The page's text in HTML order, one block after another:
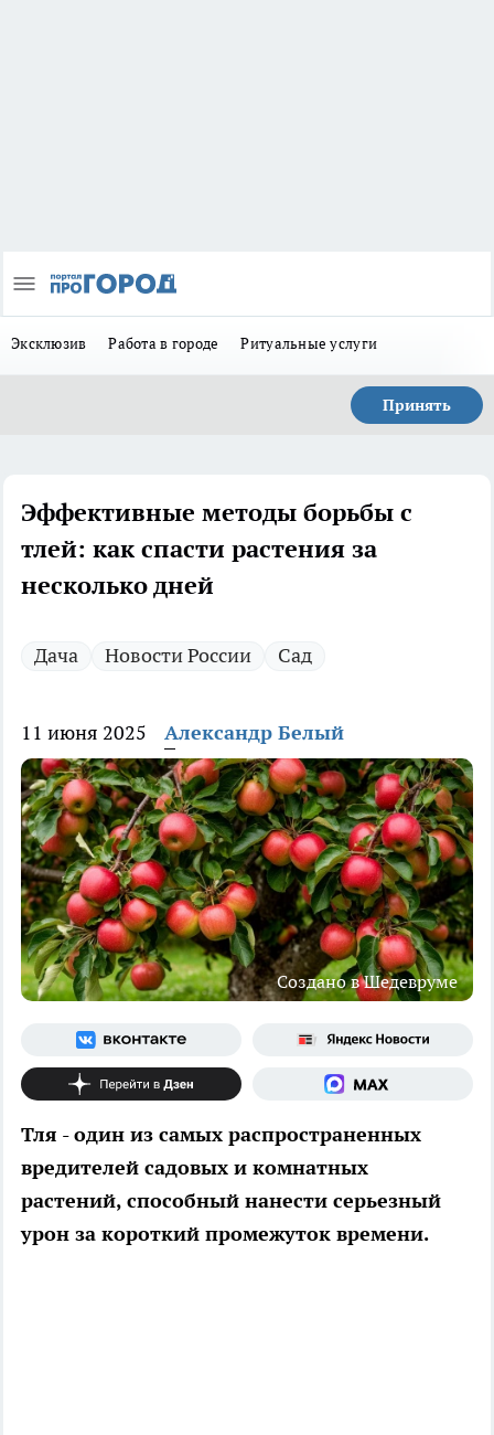
Эксклюзив Работа в городе Ритуальные услуги
Принять
Эффективные методы борьбы с
тлей: как спасти растения за
несколько дней
Дача Новости России Сад
11 июня 2025 Александр Белый
Создано в Шедевруме
Тля - один из самых распространенных
вредителей садовых и комнатных
растений, способный нанести серьезный
урон за короткий промежуток времени.